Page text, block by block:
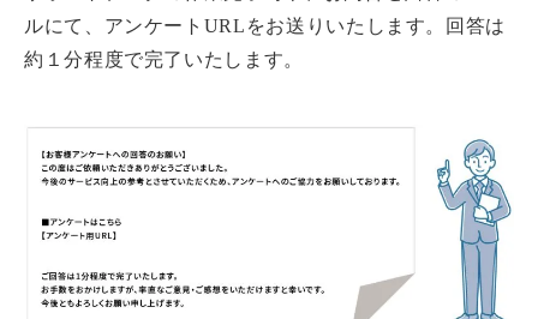
ルにて、アンケートURLをお送りいたします。回答は
約１分程度で完了いたします。